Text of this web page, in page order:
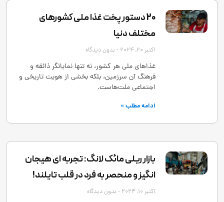
20 دستور پخت غذا ملی کشورهای
مختلف دنیا
اکتبر 20, 2024 بدون دیدگاه
غذاهای ملی هر کشور، نه تنها نمایانگر ذائقه و
فرهنگ آن سرزمین، بلکه بخشی از هویت تاریخی و
اجتماعی ملت‌هاست.
ادامه مطلب »
بازار ریلی مائک لانگ: تجربه ‌ای هیجان
‌انگیز و منحصر به‌ فرد در قلب تایلند!
اکتبر 10, 2024 بدون دیدگاه